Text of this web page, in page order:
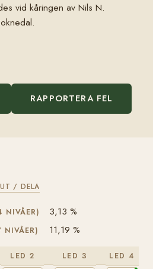
vid kåringen av Nils N.
RAPPORTERA FEL
/ DELA
NIVÅER) 3,13 %
NIVÅER) 11,19 %
LED 2 LED 3 LED 4